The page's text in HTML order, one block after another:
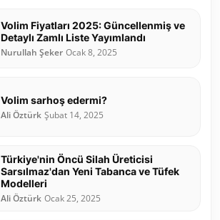
Volim Fiyatları 2025: Güncellenmiş ve
Detaylı Zamlı Liste Yayımlandı
Nurullah Şeker Ocak 8, 2025
Volim sarhoş edermi?
Ali Öztürk Şubat 14, 2025
Türkiye'nin Öncü Silah Üreticisi
Sarsılmaz'dan Yeni Tabanca ve Tüfek
Modelleri
Ali Öztürk Ocak 25, 2025